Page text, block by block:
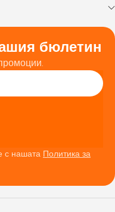
бюлетин
с нашата Политика за